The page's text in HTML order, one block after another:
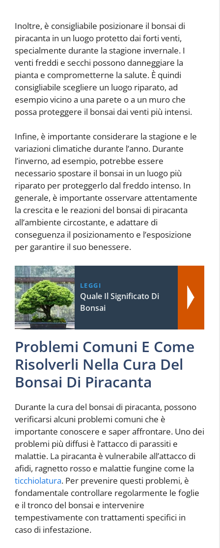
Inoltre, è consigliabile posizionare il bonsai di
piracanta in un luogo protetto dai forti venti,
specialmente durante la stagione invernale. I
venti freddi e secchi possono danneggiare la
pianta e comprometterne la salute. È quindi
consigliabile scegliere un luogo riparato, ad
esempio vicino a una parete o a un muro che
possa proteggere il bonsai dai venti più intensi.
Infine, è importante considerare la stagione e le
variazioni climatiche durante l’anno. Durante
l’inverno, ad esempio, potrebbe essere
necessario spostare il bonsai in un luogo più
riparato per proteggerlo dal freddo intenso. In
generale, è importante osservare attentamente
la crescita e le reazioni del bonsai di piracanta
all’ambiente circostante, e adattare di
conseguenza il posizionamento e l’esposizione
per garantire il suo benessere.
LEGGI
Quale Il Significato Di
Bonsai
Problemi Comuni E Come
Risolverli Nella Cura Del
Bonsai Di Piracanta
Durante la cura del bonsai di piracanta, possono
verificarsi alcuni problemi comuni che è
importante conoscere e saper affrontare. Uno dei
problemi più diffusi è l’attacco di parassiti e
malattie. La piracanta è vulnerabile all’attacco di
afidi, ragnetto rosso e malattie fungine come la
ticchiolatura. Per prevenire questi problemi, è
fondamentale controllare regolarmente le foglie
e il tronco del bonsai e intervenire
tempestivamente con trattamenti specifici in
caso di infestazione.